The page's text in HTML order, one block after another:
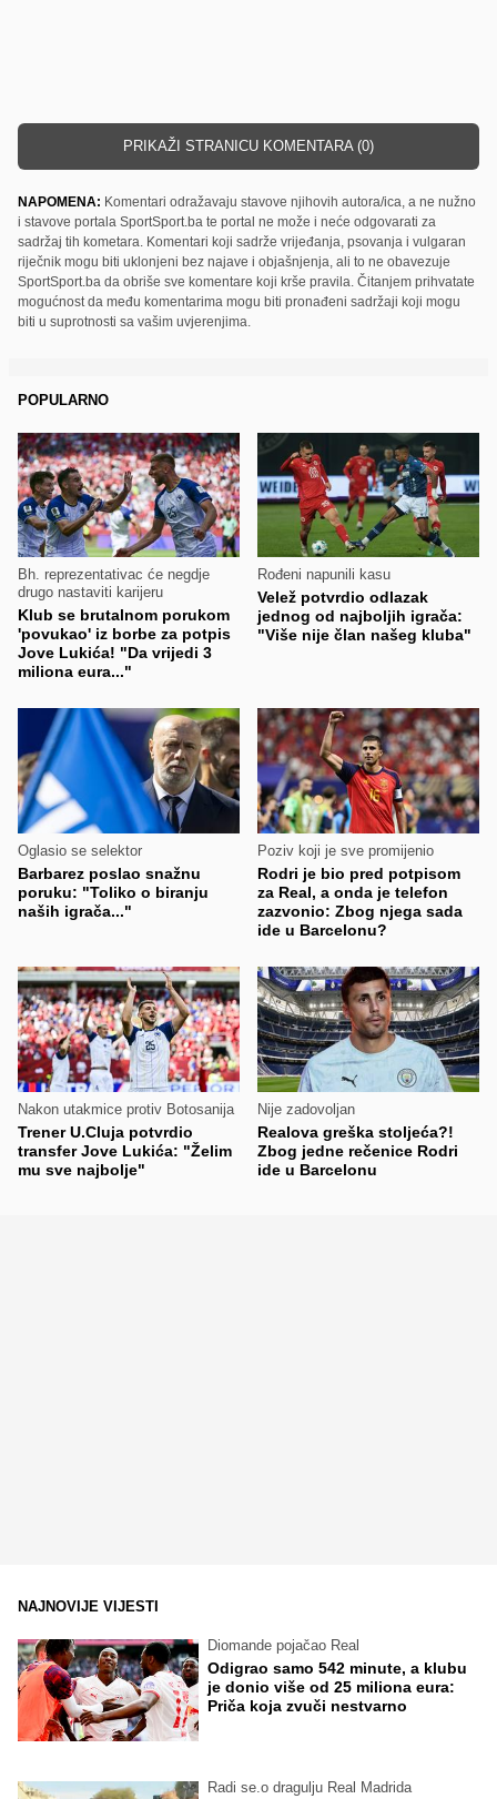
PRIKAŽI STRANICU KOMENTARA (0)
NAPOMENA: Komentari odražavaju stavove njihovih autora/ica, a ne nužno
i stavove portala SportSport.ba te portal ne može i neće odgovarati za
sadržaj tih kometara. Komentari koji sadrže vrijeđanja, psovanja i vulgaran
riječnik mogu biti uklonjeni bez najave i objašnjenja, ali to ne obavezuje
SportSport.ba da obriše sve komentare koji krše pravila. Čitanjem prihvatate
mogućnost da među komentarima mogu biti pronađeni sadržaji koji mogu
biti u suprotnosti sa vašim uvjerenjima.
POPULARNO
Bh. reprezentativac će negdje
drugo nastaviti karijeru
Klub se brutalnom porukom
'povukao' iz borbe za potpis
Jove Lukića! "Da vrijedi 3
miliona eura..."
Rođeni napunili kasu
Velež potvrdio odlazak
jednog od najboljih igrača:
"Više nije član našeg kluba"
Oglasio se selektor
Barbarez poslao snažnu
poruku: "Toliko o biranju
naših igrača..."
Poziv koji je sve promijenio
Rodri je bio pred potpisom
za Real, a onda je telefon
zazvonio: Zbog njega sada
ide u Barcelonu?
Nakon utakmice protiv Botosanija
Trener U.Cluja potvrdio
transfer Jove Lukića: "Želim
mu sve najbolje"
Nije zadovoljan
Realova greška stoljeća?!
Zbog jedne rečenice Rodri
ide u Barcelonu
NAJNOVIJE VIJESTI
Diomande pojačao Real
Odigrao samo 542 minute, a klubu
je donio više od 25 miliona eura:
Priča koja zvuči nestvarno
Radi se.o dragulju Real Madrida